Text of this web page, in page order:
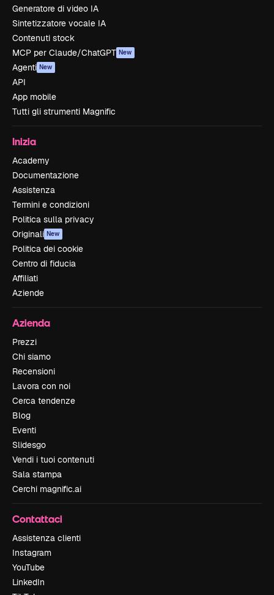
Generatore di video IA
Sintetizzatore vocale IA
Contenuti stock
MCP per Claude/ChatGPT New
Agenti New
API
App mobile
Tutti gli strumenti Magnific
Inizia
Academy
Documentazione
Assistenza
Termini e condizioni
Politica sulla privacy
Originali New
Politica dei cookie
Centro di fiducia
Affiliati
Aziende
Azienda
Prezzi
Chi siamo
Recensioni
Lavora con noi
Cerca tendenze
Blog
Eventi
Slidesgo
Vendi i tuoi contenuti
Sala stampa
Cerchi magnific.ai
Contattaci
Assistenza clienti
Instagram
YouTube
LinkedIn